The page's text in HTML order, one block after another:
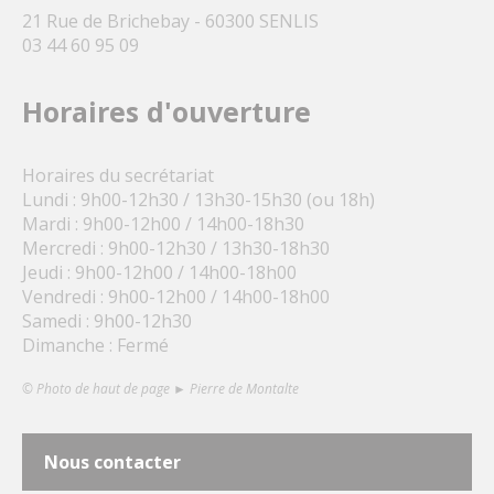
21 Rue de Brichebay - 60300 SENLIS
03 44 60 95 09
Horaires d'ouverture
Horaires du secrétariat
Lundi : 9h00-12h30 / 13h30-15h30 (ou 18h)
Mardi : 9h00-12h00 / 14h00-18h30
Mercredi : 9h00-12h30 / 13h30-18h30
Jeudi : 9h00-12h00 / 14h00-18h00
Vendredi : 9h00-12h00 / 14h00-18h00
Samedi : 9h00-12h30
Dimanche : Fermé
© Photo de haut de page ► Pierre de Montalte
Nous contacter